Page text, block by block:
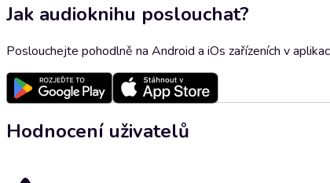
Jak audioknihu poslouchat?
Poslouchejte pohodlně na Android a iOs zařízeních v
Hodnocení uživatelů